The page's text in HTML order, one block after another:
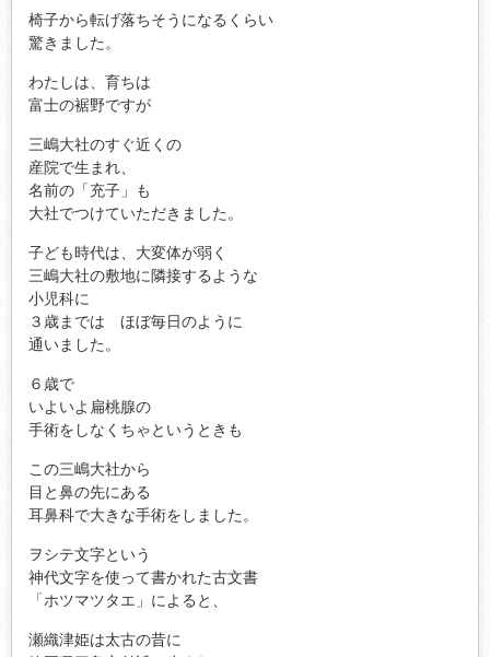
椅子から転げ落ちそうになるくらい
驚きました。
わたしは、育ちは
富士の裾野ですが
三嶋大社のすぐ近くの
産院で生まれ、
名前の「充子」も
大社でつけていただきました。
子ども時代は、大変体が弱く
三嶋大社の敷地に隣接するような
小児科に
３歳までは ほぼ毎日のように
通いました。
６歳で
いよいよ扁桃腺の
手術をしなくちゃというときも
この三嶋大社から
目と鼻の先にある
耳鼻科で大きな手術をしました。
ヲシテ文字という
神代文字を使って書かれた古文書
「ホツマツタエ」によると、
瀬織津姫は太古の昔に